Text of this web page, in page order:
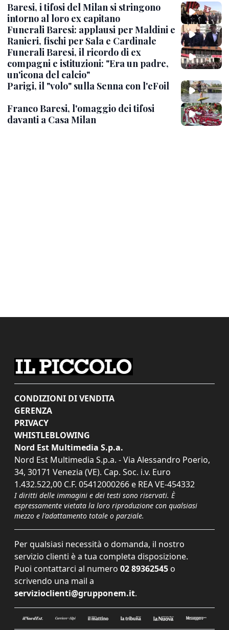
Baresi, i tifosi del Milan si stringono
intorno al loro ex capitano
Funerali Baresi: applausi per Maldini e
Ranieri, fischi per Sala e Cardinale
Funerali Baresi, il ricordo di ex
compagni e istituzioni: "Era un padre,
un'icona del calcio"
Parigi, il "volo" sulla Senna con l'eFoil
Franco Baresi, l'omaggio dei tifosi
davanti a Casa Milan
CONDIZIONI DI VENDITA
GERENZA
PRIVACY
WHISTLEBLOWING
Nord Est Multimedia S.p.a.
Nord Est Multimedia S.p.a. - Via Alessandro Poerio,
34, 30171 Venezia (VE). Cap. Soc. i.v. Euro
1.432.522,00 C.F. 05412000266 e REA VE-454332
I diritti delle immagini e dei testi sono riservati. È
espressamente vietata la loro riproduzione con qualsiasi
mezzo e l'adattamento totale o parziale.
Per qualsiasi necessità o domanda, il nostro
servizio clienti è a tua completa disposizione.
Puoi contattarci al numero 02 89362545 o
scrivendo una mail a
servizioclienti@grupponem.it.